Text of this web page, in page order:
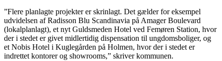
”Flere planlagte projekter er skrinlagt. Det gælder for eksempel
udvidelsen af Radisson Blu Scandinavia på Amager Boulevard
(lokalplanlagt), et nyt Guldsmeden Hotel ved Femøren Station, hvor
der i stedet er givet midlertidig dispensation til ungdomsboliger, og
et Nobis Hotel i Kuglegården på Holmen, hvor der i stedet er
indrettet kontorer og showrooms,” skriver kommunen.